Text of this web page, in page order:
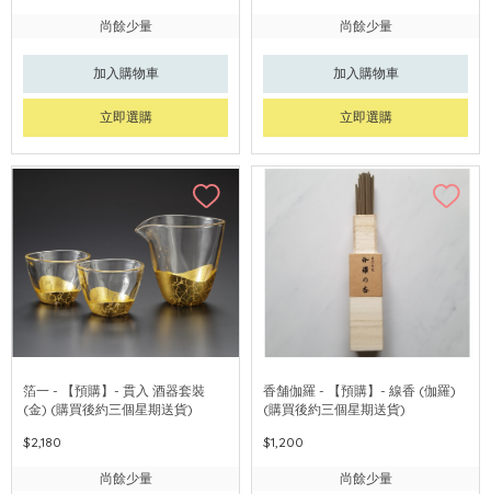
尚餘少量
加入購物車
立即選購
尚餘少量
加入購物車
立即選購
箔一 - 【預購】- 貫入 酒器套裝
(金) (購買後約三個星期送貨)
$2,180
尚餘少量
香舗伽羅 - 【預購】- 線香 (伽羅)
(購買後約三個星期送貨)
$1,200
尚餘少量